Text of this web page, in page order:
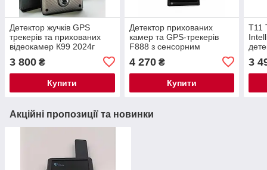
Детектор жучків GPS
трекерів та прихованих
відеокамер К99 2024г
3 800 ₴
Купити
Детектор прихованих
камер та GPS-трекерів
F888 з сенсорним
аналізом сигналів та
функцією Touch Alarm
4 270₴
Купити
T11
3
Акційні пропозиції та новинки